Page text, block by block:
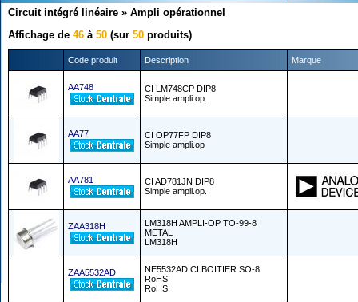
Circuit intégré linéaire » Ampli opérationnel
Affichage de 46 à 50 (sur 50 produits)
Code produit Description Marque
AA748
CI LM748CP DIP8
Simple ampli.op.
AA77
CI OP77FP DIP8
Simple ampli.op
AA781
CI AD781JN DIP8
Simple ampli.op.
ZAA318H
LM318H AMPLI-OP TO-99-8
METAL
LM318H
ZAA5532AD
NE5532AD CI BOITIER SO-8
RoHS
RoHS